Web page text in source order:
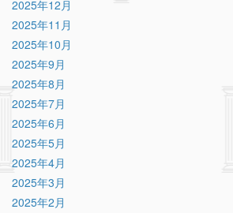
2025年12月
2025年11月
2025年10月
2025年9月
2025年8月
2025年7月
2025年6月
2025年5月
2025年4月
2025年3月
2025年2月